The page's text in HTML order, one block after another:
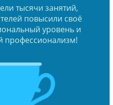
тысячи занятий,
повысили своё
уровень и
профессионализм!